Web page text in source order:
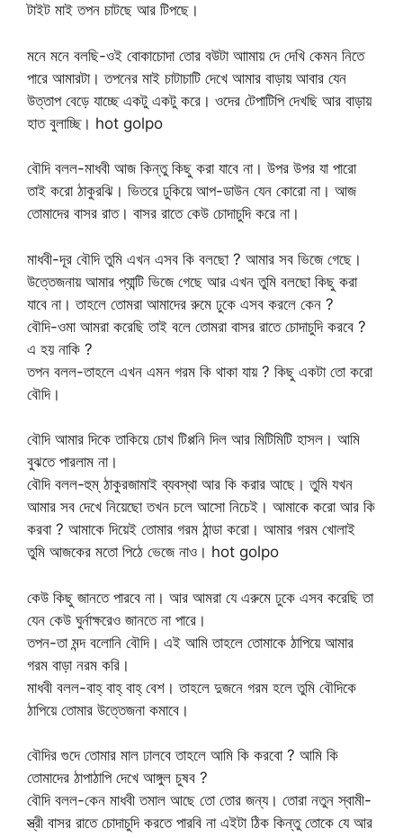
টাইট মাই তপন চাটছে আর টিপছে।
মনে মনে বলছি-ওই বোকাচোদা তোর বউটা আামায় দে দেখি কেমন নিতে
পারে আমারটা। তপনের মাই চাটাচাটি দেখে আমার বাড়ায় আবার যেন
উত্তাপ বেড়ে যাচ্ছে একটু একটু করে। ওদের টেপাটিপি দেখছি আর বাড়ায়
হাত বুলাচ্ছি। hot golpo
বৌদি বলল-মাধবী আজ কিন্তু কিছু করা যাবে না। উপর উপর যা পারো
তাই করো ঠাকুরঝি। ভিতরে ঢুকিয়ে আপ-ডাউন যেন কোরো না। আজ
তোমাদের বাসর রাত। বাসর রাতে কেউ চোদাচুদি করে না।
মাধবী-দূর বৌদি তুমি এখন এসব কি বলছো ? আমার সব ভিজে গেছে।
উত্তেজনায় আমার প্যান্টি ভিজে গেছে আর এখন তুমি বলছো কিছু করা
যাবে না। তাহলে তোমরা আমাদের রুমে ঢুকে এসব করলে কেন ?
বৌদি-ওমা আমরা করেছি তাই বলে তোমরা বাসর রাতে চোদাচুদি করবে ?
এ হয় নাকি ?
তপন বলল-তাহলে এখন এমন গরম কি থাকা যায় ? কিছু একটা তো করো
বৌদি।
বৌদি আমার দিকে তাকিয়ে চোখ টিপ্পনি দিল আর মিটিমিটি হাসল। আমি
বুঝতে পারলাম না।
বৌদি বলল-হুম্ ঠাকুরজামাই ব্যবস্থা আর কি করার আছে। তুমি যখন
আমার সব দেখে নিয়েছো তখন চলে আসো নিচেই। আমাকে করো আর কি
করবা ? আমাকে দিয়েই তোমার গরম ঠান্ডা করো। আমার গরম খোলাই
তুমি আজকের মতো পিঠে ভেজে নাও। hot golpo
কেউ কিছু জানতে পারবে না। আর আমরা যে এরুমে ঢুকে এসব করেছি তা
যেন কেউ ঘুর্নাক্ষরেও জানতে না পারে।
তপন-তা মন্দ বলোনি বৌদি। এই আমি তাহলে তোমাকে ঠাপিয়ে আমার
গরম বাড়া নরম করি।
মাধবী বলল-বাহ্ বাহ্ বাহ্ বেশ। তাহলে দুজনে গরম হলে তুমি বৌদিকে
ঠাপিয়ে তোমার উত্তেজনা কমাবে।
বৌদির গুদে তোমার মাল ঢালবে তাহলে আমি কি করবো ? আমি কি
তোমাদের ঠাপাঠাপি দেখে আঙ্গুল চুষব ?
বৌদি বলল-কেন মাধবী তমাল আছে তো তোর জন্য। তোরা নতুন স্বামী-
স্ত্রী বাসর রাতে চোদাচুদি করতে পারবি না এইটা ঠিক কিন্তু তোকে যে আর